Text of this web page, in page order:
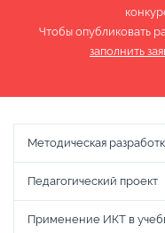
Чтобы опубликовать
заполнить
Методическая
Педагогический проект
Применение ИКТ в